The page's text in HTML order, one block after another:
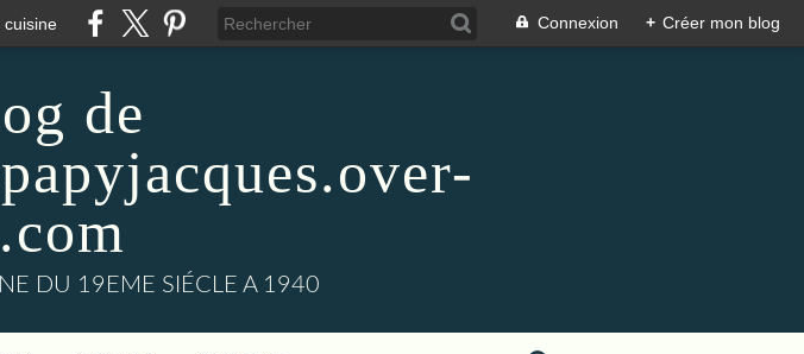
cuisine Connexion + Créer mon blog
de
DU 19EME SIÉCLE A 1940